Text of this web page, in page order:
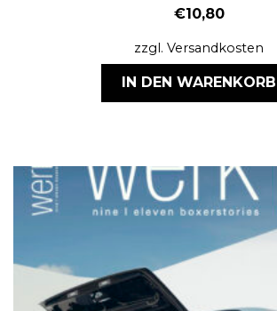
€10,80
zzgl. Versandkosten
IN DEN WARENKORB